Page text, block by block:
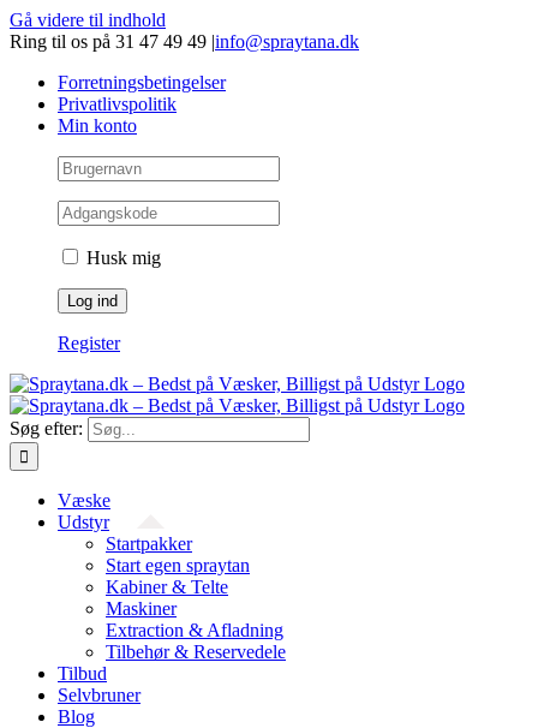
Gå videre til indhold
Ring til os på 31 47 49 49 |info@spraytana.dk
Forretningsbetingelser
Privatlivspolitik
Min konto
Husk mig
Register
Søg efter:
Væske
Udstyr
Startpakker
Start egen spraytan
Kabiner & Telte
Maskiner
Extraction & Afladning
Tilbehør & Reservedele
Tilbud
Selvbruner
Blog